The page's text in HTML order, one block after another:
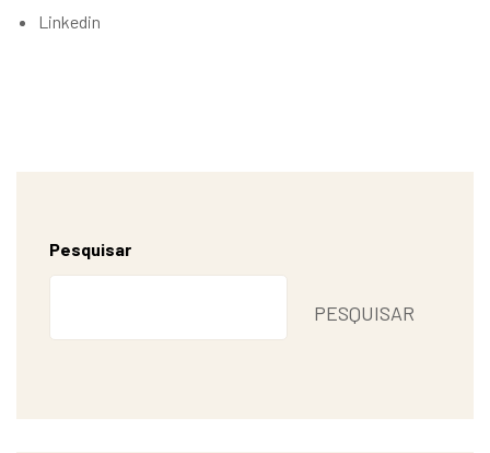
Linkedin
Pesquisar
PESQUISAR